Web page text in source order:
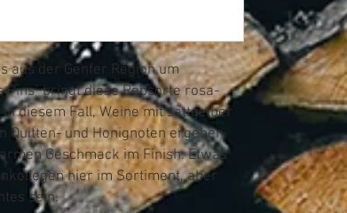
aus der Genfer Region um
Pins" bringt diese Rebsorte rosa-
diesem Fall, Weine mit sattgelber
Quitten- und Honignoten ergeben,
Geschmack im Finish. Etwas
hier im Sortiment, aber
sein.